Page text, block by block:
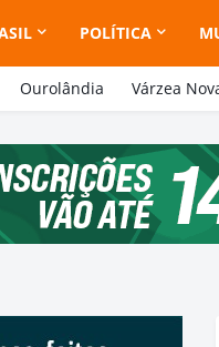
POLÍTICA
Ourolândia Várzea